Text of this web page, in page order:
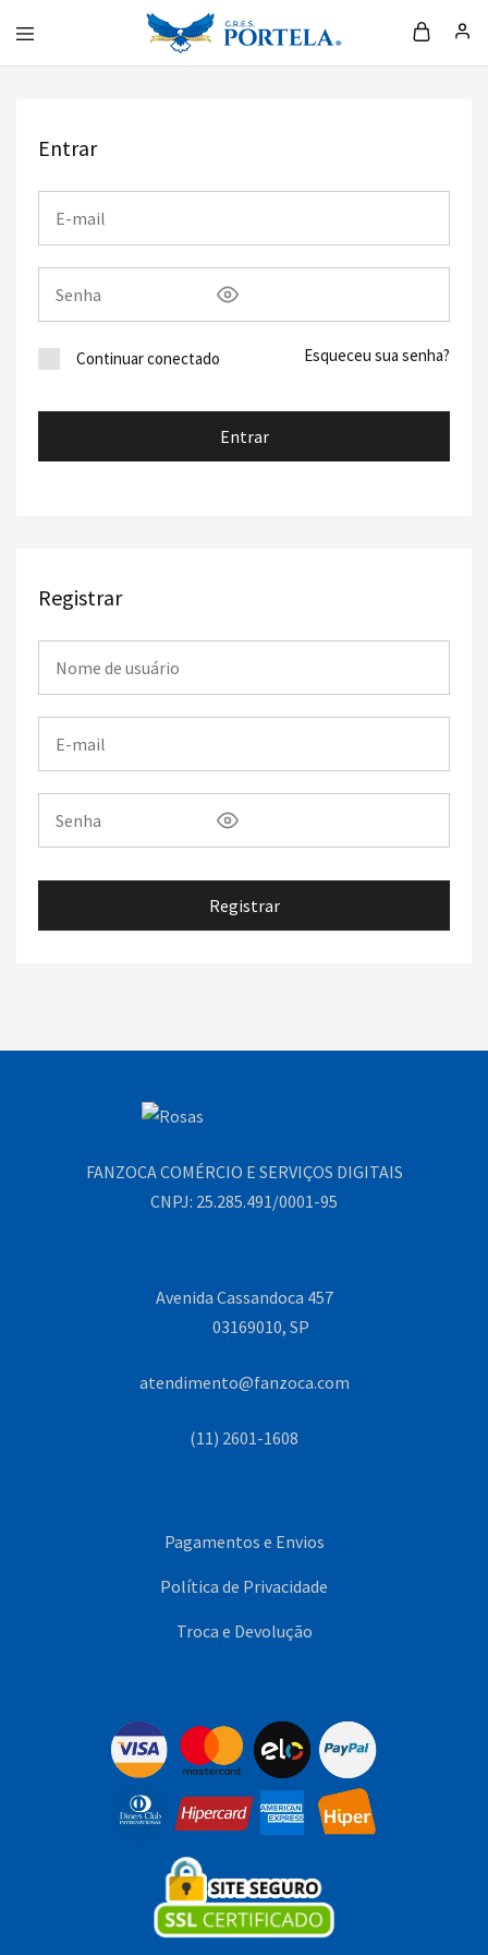
Loja
Entrar
Continuar conectado Esqueceu sua senha?
Entrar
Registrar
Registrar
FANZOCA COMÉRCIO E SERVIÇOS DIGITAIS
CNPJ: 25.285.491/0001-95
Avenida Cassandoca 457
03169010, SP
atendimento@fanzoca.com
(11) 2601-1608
Pagamentos e Envios
Política de Privacidade
Troca e Devolução